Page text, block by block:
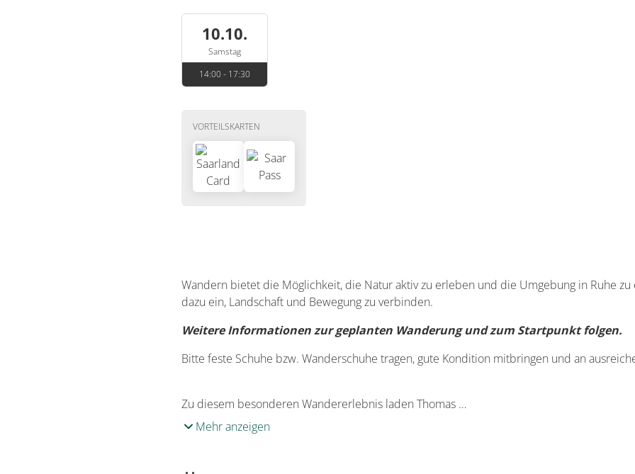
10.10.
Samstag
14:00 - 17:30
VORTEILSKARTEN
Wandern bietet die Möglichkeit, die Natur aktiv zu erleben und die Umgebung in Ruhe zu
dazu ein, Landschaft und Bewegung zu verbinden.
Weitere Informationen zur geplanten Wanderung und zum Startpunkt folgen.
Bitte feste Schuhe bzw. Wanderschuhe tragen, gute Kondition mitbringen und an
Zu diesem besonderen Wandererlebnis laden Thomas …
Mehr anzeigen